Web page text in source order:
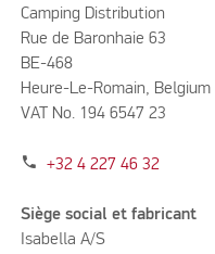
Camping Distribution
Rue de Baronhaie 63
BE-468
Heure-Le-Romain, Belgium
VAT No. 194 6547 23
phone +32 4 227 46 32
Siège social et fabricant
Isabella A/S